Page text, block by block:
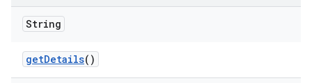
String
getDetails()